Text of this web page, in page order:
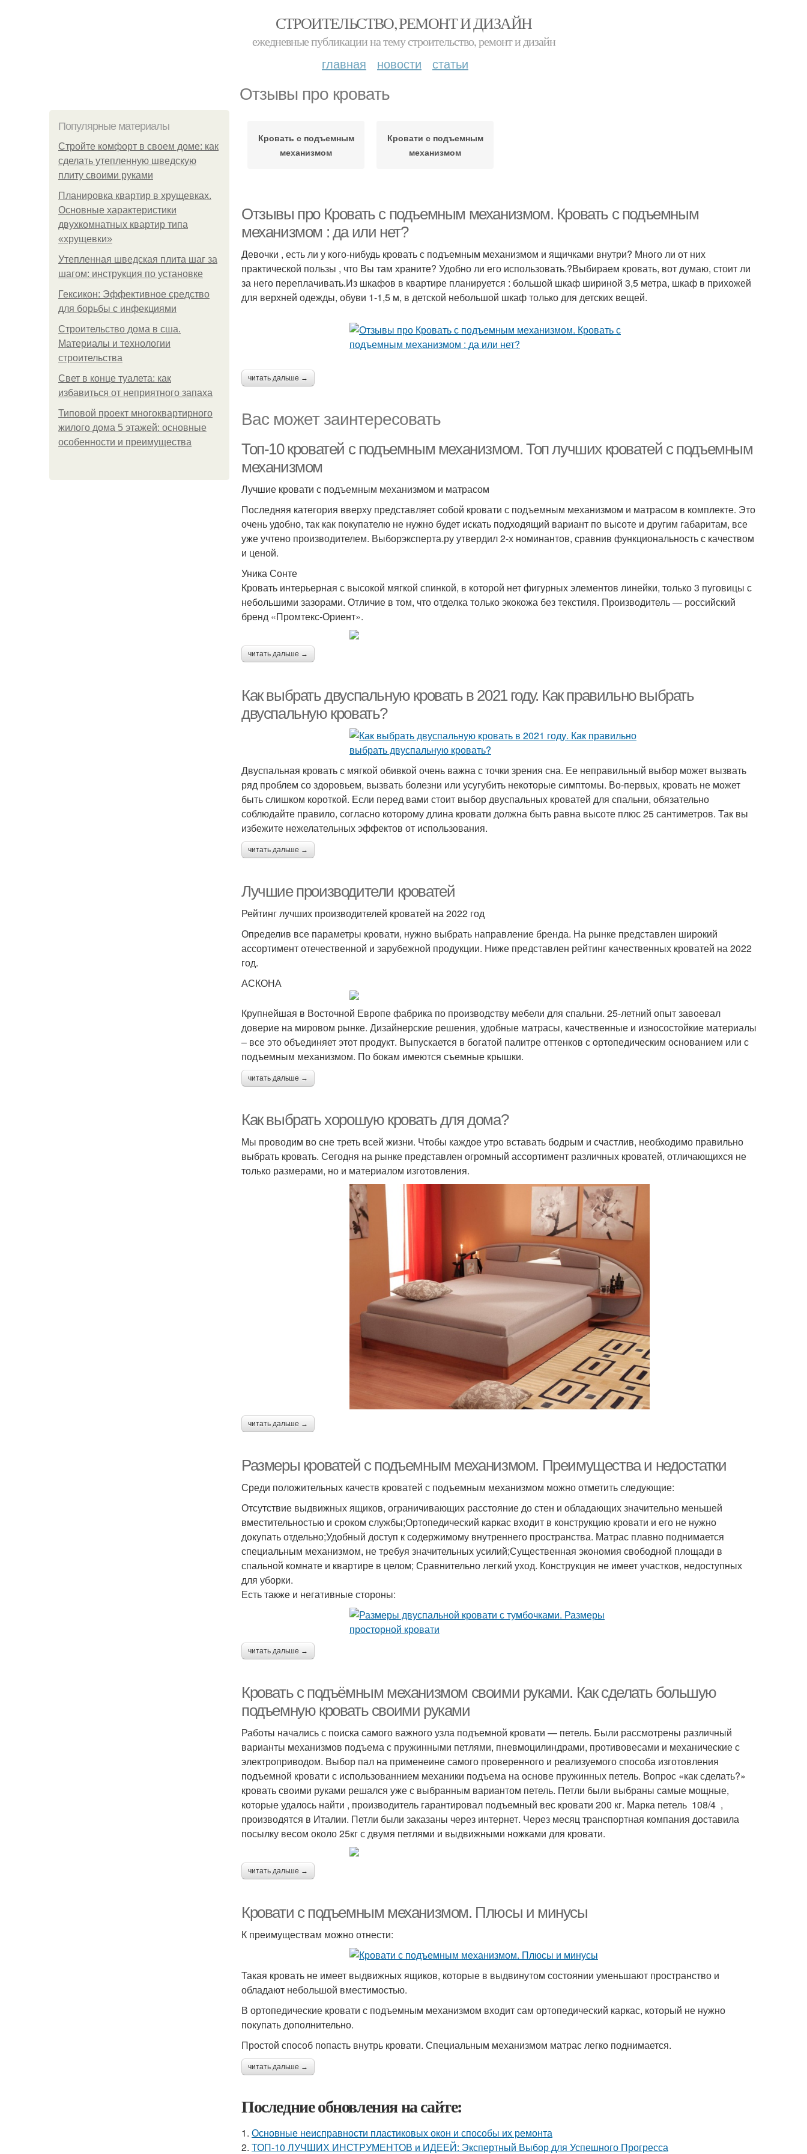
СТРОИТЕЛЬСТВО, РЕМОНТ И ДИЗАЙН
ежедневные публикации на тему строительство, ремонт и дизайн
главная новости статьи
Отзывы про кровать
Популярные материалы
Стройте комфорт в своем доме: как
сделать утепленную шведскую
плиту своими руками
Планировка квартир в хрущевках.
Основные характеристики
двухкомнатных квартир типа
«хрущевки»
Утепленная шведская плита шаг за
шагом: инструкция по установке
Гексикон: Эффективное средство
для борьбы с инфекциями
Строительство дома в сша.
Материалы и технологии
строительства
Свет в конце туалета: как
избавиться от неприятного запаха
Типовой проект многоквартирного
жилого дома 5 этажей: основные
особенности и преимущества
Кровать с подъемным
механизмом
Кровати с подъемным
механизмом
Отзывы про Кровать с подъемным механизмом. Кровать с подъемным
механизмом : да или нет?
Девочки , есть ли у кого-нибудь кровать с подъемным механизмом и ящичками внутри? Много ли от них
практической пользы , что Вы там храните? Удобно ли его использовать.?Выбираем кровать, вот думаю, стоит ли
за него переплачивать.Из шкафов в квартире планируется : большой шкаф шириной 3,5 метра, шкаф в прихожей
для верхней одежды, обуви 1-1,5 м, в детской небольшой шкаф только для детских вещей.
читать дальше →
Вас может заинтересовать
Топ-10 кроватей с подъемным механизмом. Топ лучших кроватей с подъемным
механизмом
Лучшие кровати с подъемным механизмом и матрасом
Последняя категория вверху представляет собой кровати с подъемным механизмом и матрасом в комплекте. Это
очень удобно, так как покупателю не нужно будет искать подходящий вариант по высоте и другим габаритам, все
уже учтено производителем. Выборэксперта.ру утвердил 2-х номинантов, сравнив функциональность с качеством
и ценой.
Уника Сонте
Кровать интерьерная с высокой мягкой спинкой, в которой нет фигурных элементов линейки, только 3 пуговицы с
небольшими зазорами. Отличие в том, что отделка только экокожа без текстиля. Производитель — российский
бренд «Промтекс-Ориент».
читать дальше →
Как выбрать двуспальную кровать в 2021 году. Как правильно выбрать
двуспальную кровать?
Двуспальная кровать с мягкой обивкой очень важна с точки зрения сна. Ее неправильный выбор может вызвать
ряд проблем со здоровьем, вызвать болезни или усугубить некоторые симптомы. Во-первых, кровать не может
быть слишком короткой. Если перед вами стоит выбор двуспальных кроватей для спальни, обязательно
соблюдайте правило, согласно которому длина кровати должна быть равна высоте плюс 25 сантиметров. Так вы
избежите нежелательных эффектов от использования.
читать дальше →
Лучшие производители кроватей
Рейтинг лучших производителей кроватей на 2022 год
Определив все параметры кровати, нужно выбрать направление бренда. На рынке представлен широкий
ассортимент отечественной и зарубежной продукции. Ниже представлен рейтинг качественных кроватей на 2022
год.
АСКОНА
Крупнейшая в Восточной Европе фабрика по производству мебели для спальни. 25-летний опыт завоевал
доверие на мировом рынке. Дизайнерские решения, удобные матрасы, качественные и износостойкие материалы
– все это объединяет этот продукт. Выпускается в богатой палитре оттенков с ортопедическим основанием или с
подъемным механизмом. По бокам имеются съемные крышки.
читать дальше →
Как выбрать хорошую кровать для дома?
Мы проводим во сне треть всей жизни. Чтобы каждое утро вставать бодрым и счастлив, необходимо правильно
выбрать кровать. Сегодня на рынке представлен огромный ассортимент различных кроватей, отличающихся не
только размерами, но и материалом изготовления.
читать дальше →
Размеры кроватей с подъемным механизмом. Преимущества и недостатки
Среди положительных качеств кроватей с подъемным механизмом можно отметить следующие:
Отсутствие выдвижных ящиков, ограничивающих расстояние до стен и обладающих значительно меньшей
вместительностью и сроком службы;Ортопедический каркас входит в конструкцию кровати и его не нужно
докупать отдельно;Удобный доступ к содержимому внутреннего пространства. Матрас плавно поднимается
специальным механизмом, не требуя значительных усилий;Существенная экономия свободной площади в
спальной комнате и квартире в целом; Сравнительно легкий уход. Конструкция не имеет участков, недоступных
для уборки.
Есть также и негативные стороны:
читать дальше →
Кровать с подъёмным механизмом своими руками. Как сделать большую
подъемную кровать своими руками
Работы начались с поиска самого важного узла подъемной кровати — петель. Были рассмотрены различный
варианты механизмов подъема с пружинными петлями, пневмоцилиндрами, противовесами и механические с
электроприводом. Выбор пал на применеине самого проверенного и реализуемого способа изготовления
подъемной кровати с использованнием механики подъема на основе пружинных петель. Вопрос «как сделать?»
кровать своими руками решался уже с выбранным вариантом петель. Петли были выбраны самые мощные,
которые удалось найти , производитель гарантировал подъемный вес кровати 200 кг. Марка петель 108/4 ,
производятся в Италии. Петли были заказаны через интернет. Через месяц транспортная компания доставила
посылку весом около 25кг с двумя петлями и выдвижными ножками для кровати.
читать дальше →
Кровати с подъемным механизмом. Плюсы и минусы
К преимуществам можно отнести:
Такая кровать не имеет выдвижных ящиков, которые в выдвинутом состоянии уменьшают пространство и
обладают небольшой вместимостью.
В ортопедические кровати с подъемным механизмом входит сам ортопедический каркас, который не нужно
покупать дополнительно.
Простой способ попасть внутрь кровати. Специальным механизмом матрас легко поднимается.
читать дальше →
Последние обновления на сайте:
1. Основные неисправности пластиковых окон и способы их ремонта
2. ТОП-10 ЛУЧШИХ ИНСТРУМЕНТОВ и ИДЕЕЙ: Экспертный Выбор для Успешного Прогресса